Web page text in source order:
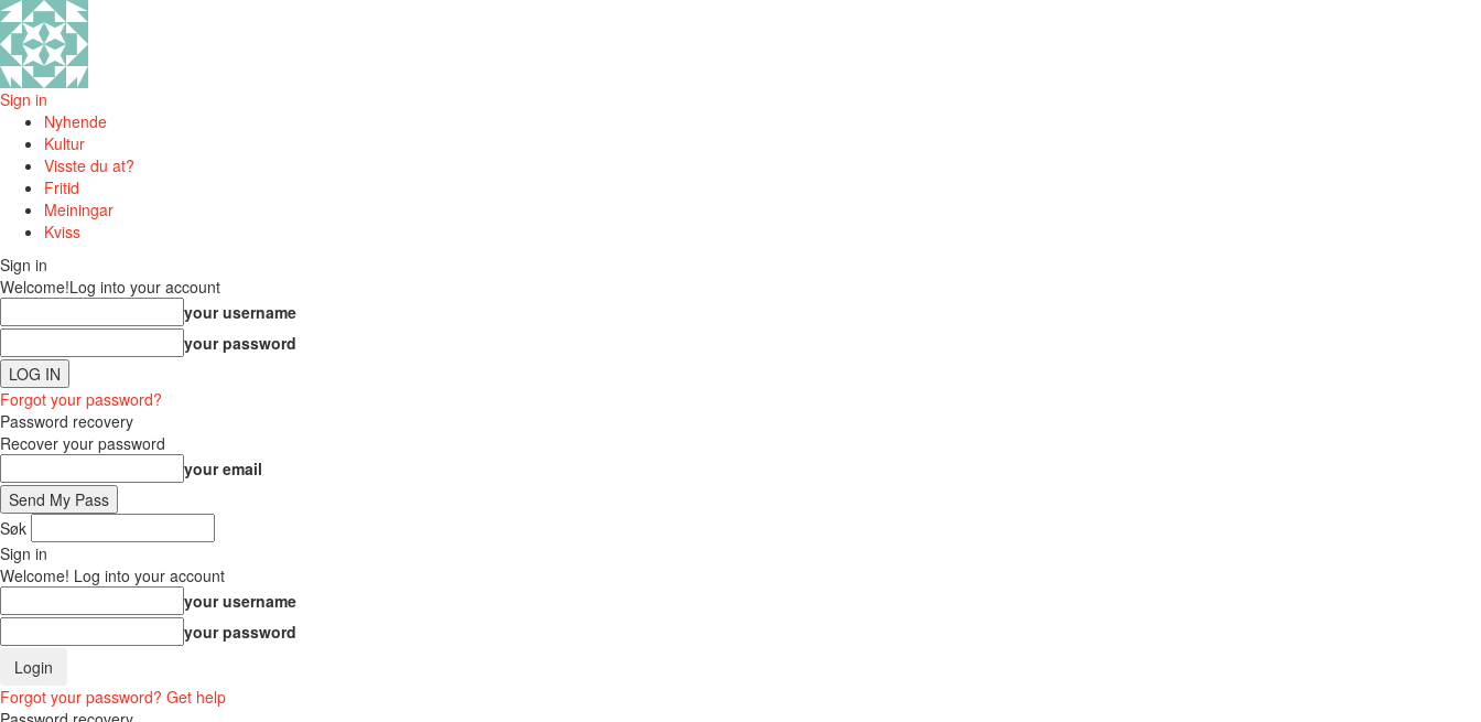
Sign in
Nyhende
Kultur
Visste du at?
Fritid
Meiningar
Kviss
Sign in
Welcome!Log into your account
your username
your password
Forgot your password?
Password recovery
Recover your password
your email
Søk
Sign in
Welcome! Log into your account
your username
your password
Forgot your password? Get help